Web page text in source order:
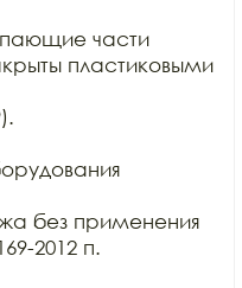
части
пластиковыми
без применения
2012 п.